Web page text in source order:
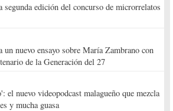
edición del concurso de microrrelatos
un nuevo ensayo sobre María Zambrano con
de la Generación del 27
el nuevo videopodcast malagueño que mezcla
y mucha guasa